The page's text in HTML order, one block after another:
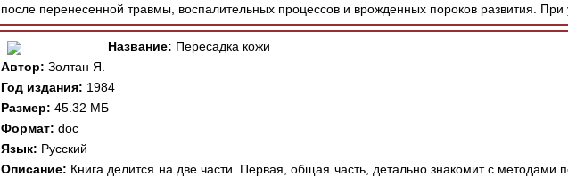
после перенесенной травмы, воспалительных процессов и врожденных пороков развития. При
Название: Пересадка кожи
Автор: Золтан Я.
Год издания: 1984
Размер: 45.32 МБ
Формат: doc
Язык: Русский
Описание: Книга делится на две части. Первая, общая часть, детально знакомит с методами